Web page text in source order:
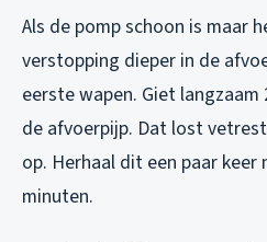
Als de pomp schoon is maar
verstopping dieper in de
eerste wapen. Giet
de afvoerpijp. Dat lost
op. Herhaal dit een paar
minuten.